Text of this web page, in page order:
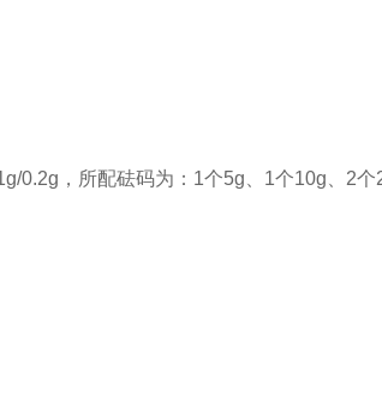
0.2g，所配砝码为：1个5g、1个10g、2个